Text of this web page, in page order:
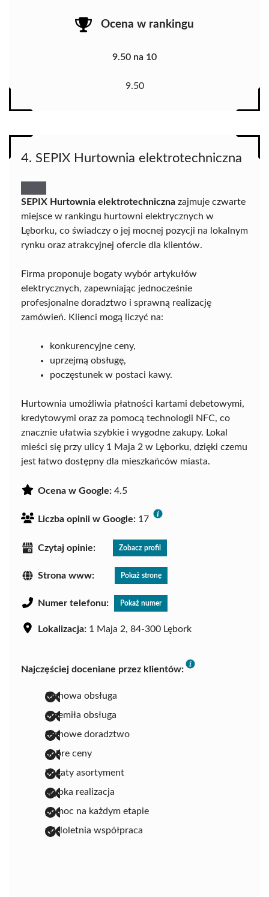
Ocena w rankingu
9.50 na 10
9.50
4. SEPIX Hurtownia elektrotechniczna
SEPIX Hurtownia elektrotechniczna zajmuje czwarte
miejsce w rankingu hurtowni elektrycznych w
Lęborku, co świadczy o jej mocnej pozycji na lokalnym
rynku oraz atrakcyjnej ofercie dla klientów.
Firma proponuje bogaty wybór artykułów
elektrycznych, zapewniając jednocześnie
profesjonalne doradztwo i sprawną realizację
zamówień. Klienci mogą liczyć na:
konkurencyjne ceny,
uprzejmą obsługę,
poczęstunek w postaci kawy.
Hurtownia umożliwia płatności kartami debetowymi,
kredytowymi oraz za pomocą technologii NFC, co
znacznie ułatwia szybkie i wygodne zakupy. Lokal
mieści się przy ulicy 1 Maja 2 w Lęborku, dzięki czemu
jest łatwo dostępny dla mieszkańców miasta.
Ocena w Google: 4.5
Liczba opinii w Google: 17
Czytaj opinie: Zobacz profil
Strona www: Pokaż stronę
Numer telefonu: Pokaż numer
Lokalizacja: 1 Maja 2, 84-300 Lębork
Najczęściej doceniane przez klientów:
fachowa obsługa
przemiła obsługa
fachowe doradztwo
dobre ceny
bogaty asortyment
szybka realizacja
pomoc na każdym etapie
wieloletnia współpraca